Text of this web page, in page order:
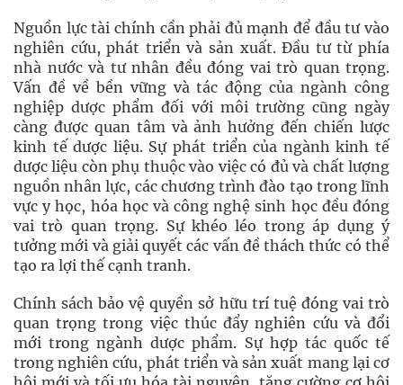
Nguồn lực tài chính cần phải đủ mạnh để đầu tư vào
nghiên cứu, phát triển và sản xuất. Đầu tư từ phía
nhà nước và tư nhân đều đóng vai trò quan trọng.
Vấn đề về bền vững và tác động của ngành công
nghiệp dược phẩm đối với môi trường cũng ngày
càng được quan tâm và ảnh hưởng đến chiến lược
kinh tế dược liệu. Sự phát triển của ngành kinh tế
dược liệu còn phụ thuộc vào việc có đủ và chất lượng
nguồn nhân lực, các chương trình đào tạo trong lĩnh
vực y học, hóa học và công nghệ sinh học đều đóng
vai trò quan trọng. Sự khéo léo trong áp dụng ý
tưởng mới và giải quyết các vấn đề thách thức có thể
tạo ra lợi thế cạnh tranh.
Chính sách bảo vệ quyền sở hữu trí tuệ đóng vai trò
quan trọng trong việc thúc đẩy nghiên cứu và đổi
mới trong ngành dược phẩm. Sự hợp tác quốc tế
trong nghiên cứu, phát triển và sản xuất mang lại cơ